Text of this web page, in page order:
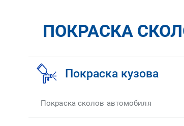
ПОКРАСКА
Покраска кузова
Покраска сколов автомобиля